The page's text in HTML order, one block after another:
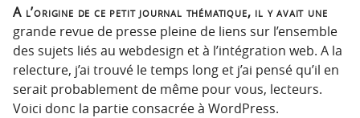
n
c
i
p
a
l
u
A l’origine de ce petit journal thématique, il y avait une
grande revue de presse pleine de liens sur l’ensemble
des sujets liés au webdesign et à l’intégration web. A la
relecture, j’ai trouvé le temps long et j’ai pensé qu’il en
serait probablement de même pour vous, lecteurs.
Voici donc la partie consacrée à WordPress.